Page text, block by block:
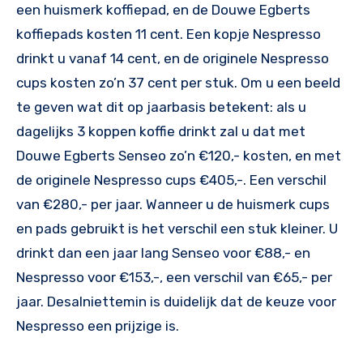
een huismerk koffiepad, en de Douwe Egberts
koffiepads kosten 11 cent. Een kopje Nespresso
drinkt u vanaf 14 cent, en de originele Nespresso
cups kosten zo’n 37 cent per stuk. Om u een beeld
te geven wat dit op jaarbasis betekent: als u
dagelijks 3 koppen koffie drinkt zal u dat met
Douwe Egberts Senseo zo’n €120,- kosten, en met
de originele Nespresso cups €405,-. Een verschil
van €280,- per jaar. Wanneer u de huismerk cups
en pads gebruikt is het verschil een stuk kleiner. U
drinkt dan een jaar lang Senseo voor €88,- en
Nespresso voor €153,-, een verschil van €65,- per
jaar. Desalniettemin is duidelijk dat de keuze voor
Nespresso een prijzige is.